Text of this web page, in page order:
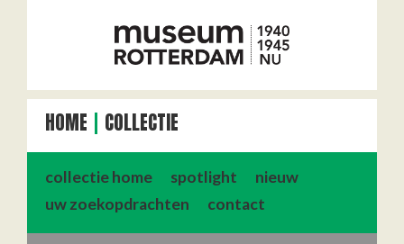
HOME COLLECTIE
collectie home spotlight
nieuw
uw zoekopdrachten
contact